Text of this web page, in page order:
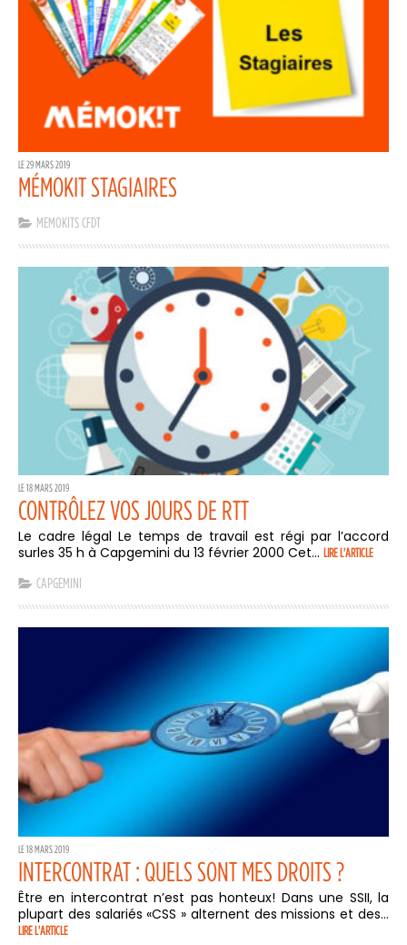
LE 29 MARS 2019
MÉMOKIT STAGIAIRES
MEMOKITS CFDT
LE 18 MARS 2019
CONTRÔLEZ VOS JOURS DE RTT
Le cadre légal Le temps de travail est régi par l’accord
surles 35 h à Capgemini du 13 février 2000 Cet... LIRE L'ARTICLE
CAPGEMINI
LE 18 MARS 2019
INTERCONTRAT : QUELS SONT MES DROITS ?
Être en intercontrat n’est pas honteux! Dans une SSII, la
plupart des salariés «CSS » alternent des missions et des...
LIRE L'ARTICLE